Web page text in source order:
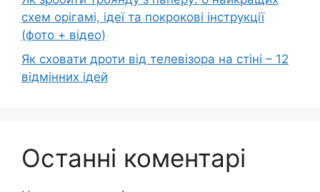
схем орігамі, ідеї та покрокові інструкції
(фото + відео)
Як сховати дроти від телевізора на стіні – 12
відмінних ідей
Останні коментарі